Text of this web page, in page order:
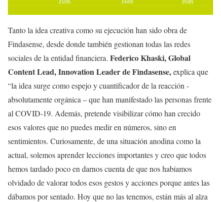
Tanto la idea creativa como su ejecución han sido obra de
Findasense, desde donde también gestionan todas las redes
sociales de la entidad financiera. Federico Khaski, Global
Content Lead, Innovation Leader de Findasense,explica que
“la idea surge como espejo y cuantificador de la reacción -
absolutamente orgánica – que han manifestado las personas frente
al COVID-19. Además, pretende visibilizar cómo han crecido
esos valores que no puedes medir en números, sino en
sentimientos. Curiosamente, de una situación anodina como la
actual, solemos aprender lecciones importantes y creo que todos
hemos tardado poco en darnos cuenta de que nos habíamos
olvidado de valorar todos esos gestos y acciones porque antes las
dábamos por sentado. Hoy que no las tenemos, están más al alza